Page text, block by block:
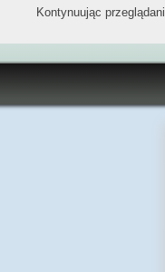
Kontynuując